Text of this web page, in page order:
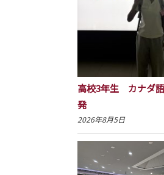
高校3年生 カナダ
発
2026年8月5日